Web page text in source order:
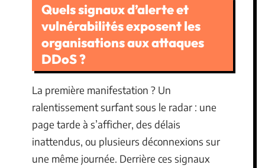
Quels signaux d’alerte et
vulnérabilités exposent les
organisations aux attaques
DDoS ?
La première manifestation ? Un
ralentissement surfant sous le radar : une
page tarde à s’afficher, des délais
inattendus, ou plusieurs déconnexions sur
une même journée. Derrière ces signaux